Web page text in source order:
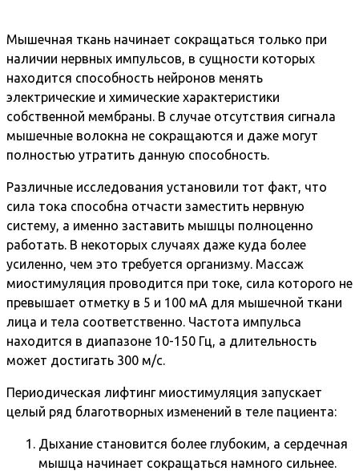
Мышечная ткань начинает сокращаться только при
наличии нервных импульсов, в сущности которых
находится способность нейронов менять
электрические и химические характеристики
собственной мембраны. В случае отсутствия сигнала
мышечные волокна не сокращаются и даже могут
полностью утратить данную способность.
Различные исследования установили тот факт, что
сила тока способна отчасти заместить нервную
систему, а именно заставить мышцы полноценно
работать. В некоторых случаях даже куда более
усиленно, чем это требуется организму. Массаж
миостимуляция проводится при токе, сила которого не
превышает отметку в 5 и 100 мА для мышечной ткани
лица и тела соответственно. Частота импульса
находится в диапазоне 10-150 Гц, а длительность
может достигать 300 м/с.
Периодическая лифтинг миостимуляция запускает
целый ряд благотворных изменений в теле пациента:
Дыхание становится более глубоким, а сердечная
мышца начинает сокращаться намного сильнее.